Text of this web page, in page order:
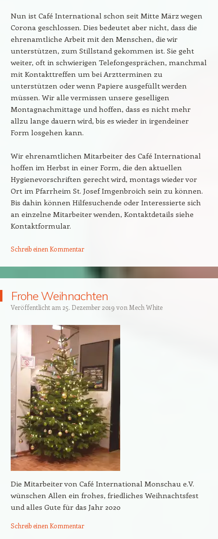
Nun ist Café International schon seit Mitte März wegen
Corona geschlossen. Dies bedeutet aber nicht, dass die
ehrenamtliche Arbeit mit den Menschen, die wir
unterstützen, zum Stillstand gekommen ist. Sie geht
weiter, oft in schwierigen Telefongesprächen, manchmal
mit Kontakttreffen um bei Arztterminen zu
unterstützen oder wenn Papiere ausgefüllt werden
müssen. Wir alle vermissen unsere geselligen
Montagnachmittage und hoffen, dass es nicht mehr
allzu lange dauern wird, bis es wieder in irgendeiner
Form losgehen kann.
Wir ehrenamtlichen Mitarbeiter des Café International
hoffen im Herbst in einer Form, die den aktuellen
Hygienevorschriften gerecht wird, montags wieder vor
Ort im Pfarrheim St. Josef Imgenbroich sein zu können.
Bis dahin können Hilfesuchende oder Interessierte sich
an einzelne Mitarbeiter wenden, Kontaktdetails siehe
Kontaktformular.
Schreib einen Kommentar
Frohe Weihnachten
Veröffentlicht am 25. Dezember 2019 von Mech White
Die Mitarbeiter von Café International Monschau e.V.
wünschen Allen ein frohes, friedliches Weihnachtsfest
und alles Gute für das Jahr 2020
Schreib einen Kommentar